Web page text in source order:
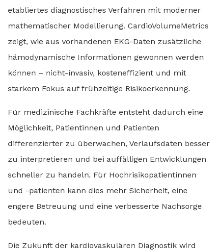
etabliertes diagnostisches Verfahren mit moderner
mathematischer Modellierung. CardioVolumeMetrics
zeigt, wie aus vorhandenen EKG-Daten zusätzliche
hämodynamische Informationen gewonnen werden
können – nicht-invasiv, kosteneffizient und mit
starkem Fokus auf frühzeitige Risikoerkennung.
Für medizinische Fachkräfte entsteht dadurch eine
Möglichkeit, Patientinnen und Patienten
differenzierter zu überwachen, Verlaufsdaten besser
zu interpretieren und bei auffälligen Entwicklungen
schneller zu handeln. Für Hochrisikopatientinnen
und -patienten kann dies mehr Sicherheit, eine
engere Betreuung und eine verbesserte Nachsorge
bedeuten.
Die Zukunft der kardiovaskulären Diagnostik wird